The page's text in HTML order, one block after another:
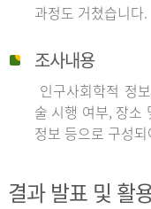
과정도 거쳤습니다.
조사내용
인구사회학적 정
술 시행 여부, 장소
정보 등으로 구성
결과 발표 및 활